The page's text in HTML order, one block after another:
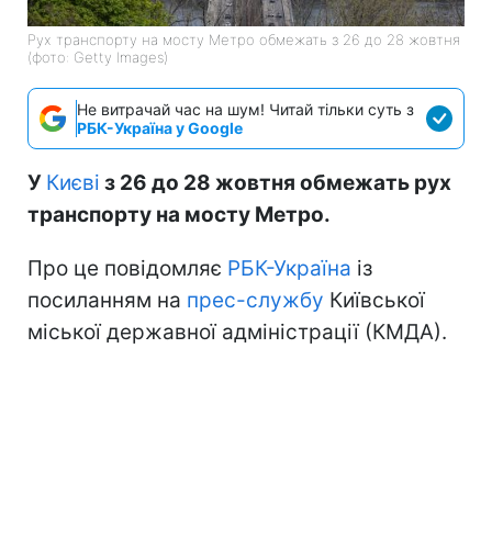
Рух транспорту на мосту Метро обмежать з 26 до 28 жовтня
(фото: Getty Images)
Не витрачай час на шум! Читай тільки суть з
РБК-Україна у Google
У Києві з 26 до 28 жовтня обмежать рух
транспорту на мосту Метро.
Про це повідомляє РБК-Україна із
посиланням на прес-службу Київської
міської державної адміністрації (КМДА).